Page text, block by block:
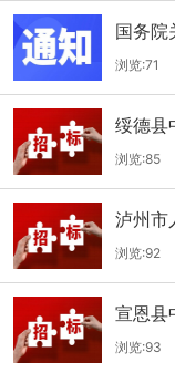
国务院
通知
浏览:71
绥德县
浏览:85
泸州市
标公告
浏览:92
宣恩县
（消毒
浏览:93